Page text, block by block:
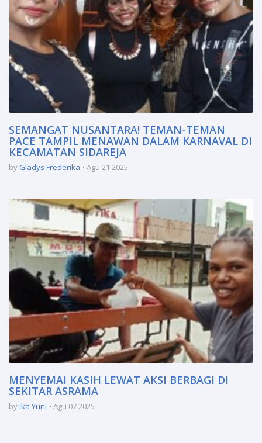
SEMANGAT NUSANTARA! TEMAN-TEMAN
PACE TAMPIL MENAWAN DALAM KARNAVAL DI
KECAMATAN SIDAREJA
by Gladys Frederika Agu 21 2025
MENYEMAI KASIH LEWAT AKSI BERBAGI DI
SEKITAR ASRAMA
byIka Yuni Agu 07 2025